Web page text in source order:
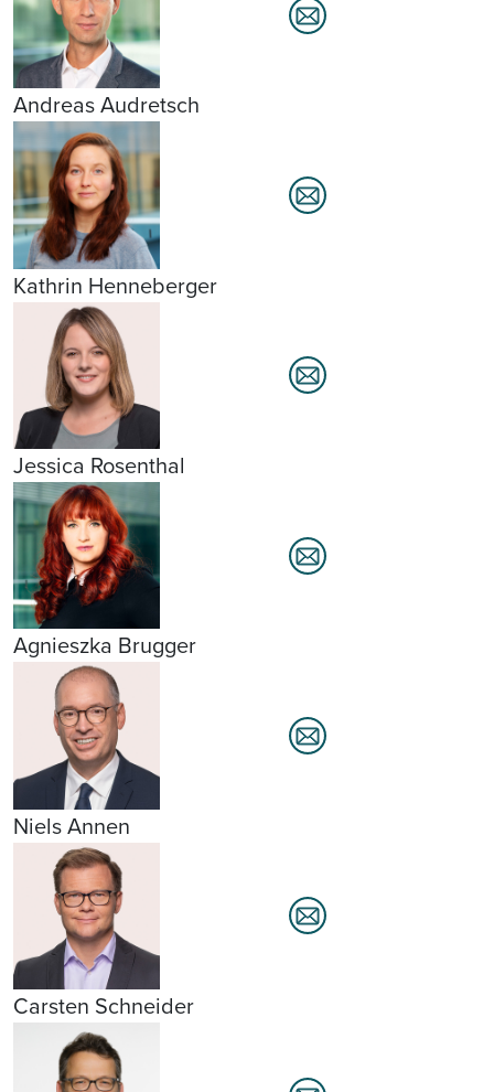
Andreas Audretsch
Kathrin Henneberger
Jessica Rosenthal
Agnieszka Brugger
Niels Annen
Carsten Schneider